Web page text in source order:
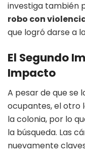
investiga también
robo con
que logró darse a
El Segundo
Impacto
A pesar de que se
ocupantes, el otro
la colonia, por lo
la búsqueda. Las
nuevamente